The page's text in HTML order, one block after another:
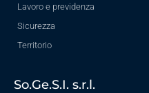
Lavoro e previdenza
Sicurezza
Territorio
So.Ge.S.I. s.r.l.